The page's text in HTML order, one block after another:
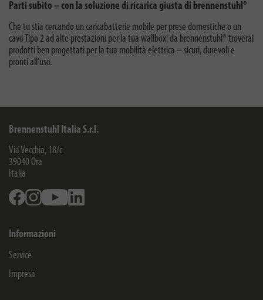
Parti subito – con la soluzione di ricarica giusta di brennenstuhl®
Che tu stia cercando un caricabatterie mobile per prese domestiche o un
cavo Tipo 2 ad alte prestazioni per la tua wallbox: da brennenstuhl® troverai
prodotti ben progettati per la tua mobilità elettrica – sicuri, durevoli e
pronti all’uso.
Brennenstuhl Italia S.r.l.
Via Vecchia, 18/c
39040Ora
Italia
FacebookInstagramYoutube
Informazioni
Service
Impresa